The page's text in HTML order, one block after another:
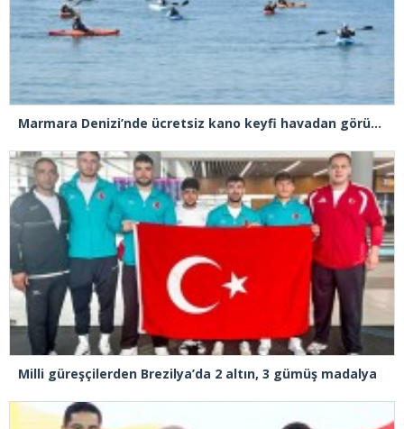
Marmara Denizi’nde ücretsiz kano keyfi havadan görüntülendi
Milli güreşçilerden Brezilya’da 2 altın, 3 gümüş madalya